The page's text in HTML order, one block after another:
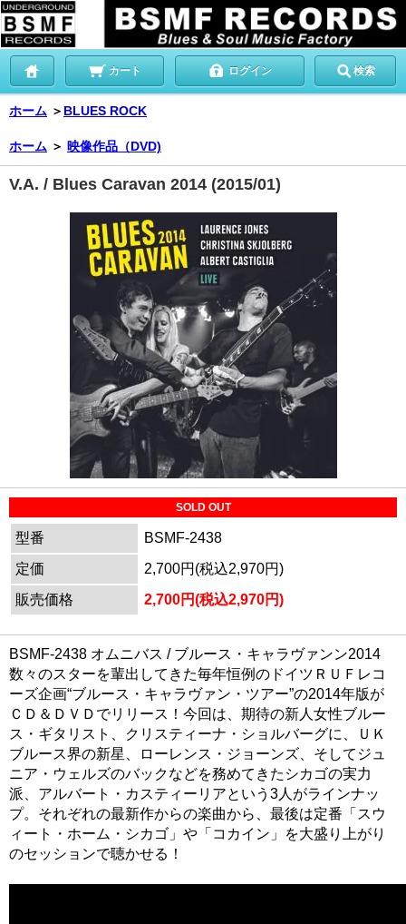
カート ログイン 検索
ホーム ＞ BLUES ROCK
ホーム ＞ 映像作品（DVD)
V.A. / Blues Caravan 2014 (2015/01)
SOLD OUT
型番
BSMF-2438
定価
2,700円(税込2,970円)
販売価格
2,700円(税込2,970円)
BSMF-2438 オムニバス / ブルース・キャラヴァンン2014
数々のスターを輩出してきた毎年恒例のドイツＲＵＦレコ
ーズ企画“ブルース・キャラヴァン・ツアー”の2014年版が
ＣＤ＆ＤＶＤでリリース！今回は、期待の新人女性ブルー
ス・ギタリスト、クリスティーナ・ショルバーグに、ＵＫ
ブルース界の新星、ローレンス・ジョーンズ、そしてジュ
ニア・ウェルズのバックなどを務めてきたシカゴの実力
派、アルバート・カスティーリアという3人がラインナッ
プ。それぞれの最新作からの楽曲から、最後は定番「スウ
ィート・ホーム・シカゴ」や「コカイン」を大盛り上がり
のセッションで聴かせる！